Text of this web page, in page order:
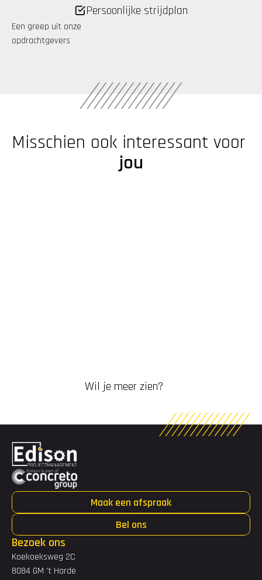
Persoonlijke strijdplan
Een greep uit onze
opdrachtgevers
jou
Wil je meer zien?
Maak een afspraak
Bel ons
Bezoek ons
Koekoeksweg 2C
8084 GM 't Harde